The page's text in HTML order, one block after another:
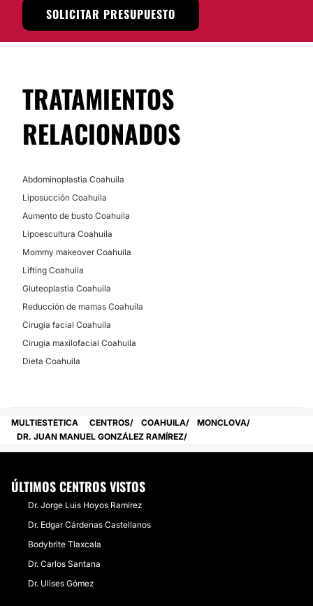
SOLICITAR PRESUPUESTO
TRATAMIENTOS
RELACIONADOS
Abdominoplastia Coahuila
Liposucción Coahuila
Aumento de busto Coahuila
Lipoescultura Coahuila
Mommy makeover Coahuila
Lifting Coahuila
Gluteoplastia Coahuila
Reducción de mamas Coahuila
Cirugía facial Coahuila
Cirugía maxilofacial Coahuila
Dieta Coahuila
MULTIESTETICA CENTROS COAHUILA
MONCLOVA
DR. JUAN MANUEL GONZÁLEZ RAMÍREZ
ÚLTIMOS CENTROS VISTOS
Dr. Jorge Luis Hoyos Ramírez
Dr. Edgar Cárdenas Castellanos
Bodybrite Tlaxcala
Dr. Carlos Santana
Dr. Ulises Gómez